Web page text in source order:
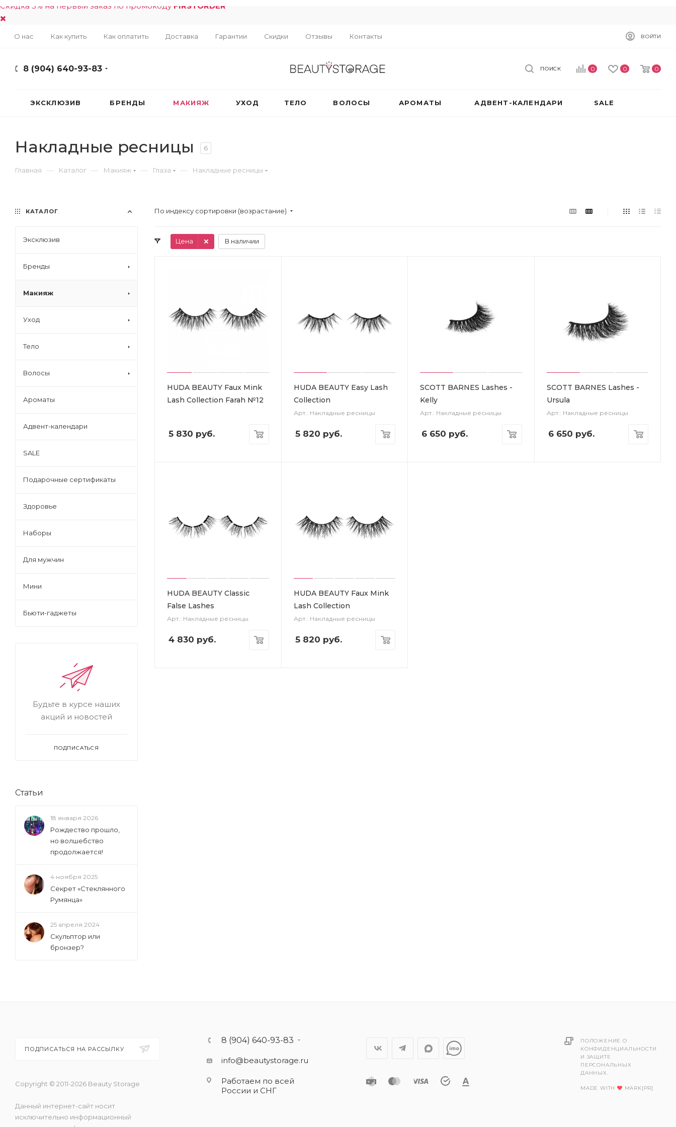
Скидка 5% на первый заказ по промокоду FIRSTORDER
О нас Как купить Как оплатить Доставка Гарантии Скидки Отзывы Контакты ВОЙТИ
8 (904) 640-93-83 0 0 0
ПОИСК
ЭКСКЛЮЗИВ БРЕНДЫ МАКИЯЖ УХОД ТЕЛО ВОЛОСЫ АРОМАТЫ АДВЕНТ-КАЛЕНДАРИ SALE
Накладные ресницы 6
Главная — Каталог — Макияж — Глаза — Накладные ресницы
По индексу сортировки (возрастание)
Цена В наличии
HUDA BEAUTY Faux Mink
Lash Collection Farah №12
5 830 руб.
HUDA BEAUTY Easy Lash
Collection
Арт.: Накладные ресницы
5 820 руб.
SCOTT BARNES Lashes -
Kelly
Арт.: Накладные ресницы
6 650 руб.
SCOTT BARNES Lashes -
Ursula
Арт.: Накладные ресницы
6 650 руб.
HUDA BEAUTY Classic
False Lashes
Арт.: Накладные ресницы
4 830 руб.
HUDA BEAUTY Faux Mink
Lash Collection
Арт.: Накладные ресницы
5 820 руб.
КАТАЛОГ
Эксклюзив
Бренды
Макияж
Уход
Тело
Волосы
Ароматы
Адвент-календари
SALE
Подарочные сертификаты
Здоровье
Наборы
Для мужчин
Мини
Бьюти-гаджеты
Будьте в курсе наших
акций и новостей
ПОДПИСАТЬСЯ
Статьи
18 января 2026
Рождество прошло,
но волшебство
продолжается!
4 ноября 2025
Секрет «Стеклянного
Румянца»
25 апреля 2024
Скульптор или
бронзер?
ПОДПИСАТЬСЯ НА РАССЫЛКУ
Copyright © 2011-2026 Beauty Storage
Данный интернет-сайт носит
исключительно информационный
8 (904) 640-93-83
info@beautystorage.ru
Работаем по всей
России и СНГ
ПОЛОЖЕНИЕ О
КОНФИДЕНЦИАЛЬНОСТИ
И ЗАЩИТЕ
ПЕРСОНАЛЬНЫХ
ДАННЫХ.
MADE WITH MARK[PR]